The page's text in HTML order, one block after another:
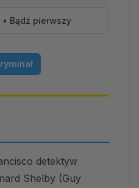
Bądź pierwszy
detektyw
Shelby (Guy